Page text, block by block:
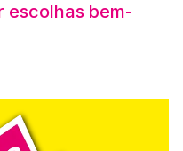
escolhas bem-